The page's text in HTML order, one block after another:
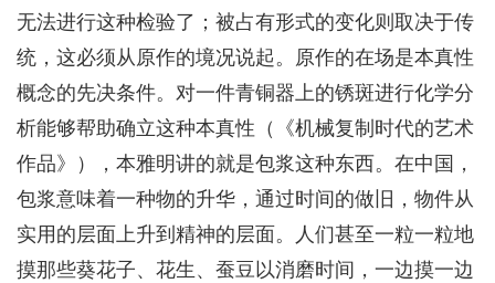
无法进行这种检验了；被占有形式的变化则取决于传
统，这必须从原作的境况说起。原作的在场是本真性
概念的先决条件。对一件青铜器上的锈斑进行化学分
析能够帮助确立这种本真性（《机械复制时代的艺术
作品》），本雅明讲的就是包浆这种东西。在中国，
包浆意味着一种物的升华，通过时间的做旧，物件从
实用的层面上升到精神的层面。人们甚至一粒一粒地
摸那些葵花子、花生、蚕豆以消磨时间，一边摸一边